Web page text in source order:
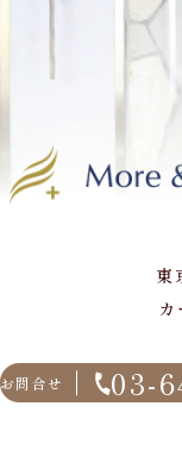
東
お問合せ 03-